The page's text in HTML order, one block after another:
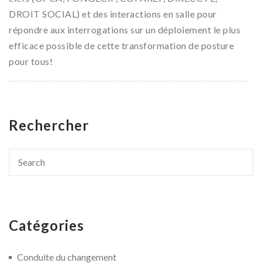
DROIT SOCIAL) et des interactions en salle pour
répondre aux interrogations sur un déploiement le plus
efficace possible de cette transformation de posture
pour tous!
Rechercher
Catégories
Conduite du changement